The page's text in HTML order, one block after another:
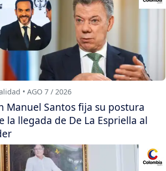
• AGO 7 / 2026
Manuel Santos fija su postura
la llegada de De La Espriella al